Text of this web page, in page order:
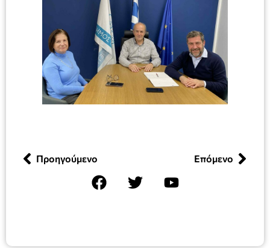
Προηγούμενο Επόμενο